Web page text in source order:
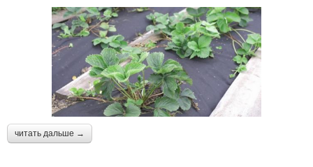
читать дальше →